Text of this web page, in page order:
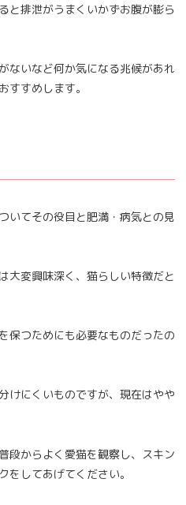
と排泄がうまくいかずお腹が膨ら
ないなど何か気になる兆候があれ
すすめします。
いてその役目と肥満・病気との見
大変興味深く、猫らしい特徴だと
保つためにも必要なものだったの
けにくいものですが、現在はやや
段からよく愛猫を観察し、スキン
をしてあげてください。